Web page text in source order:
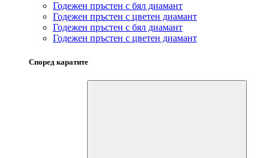
Годежен пръстен с бял диамант
Годежен пръстен с цветен диамант
Годежен пръстен с бял диамант
Годежен пръстен с цветен диамант
Според каратите